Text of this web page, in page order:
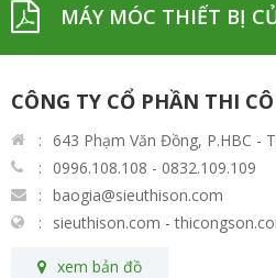
MÁY MÓC THIẾT BỊ
CÔNG TY CỔ PHẦN THI
643 Phạm Văn Đồng, P.HBC -
0996.108.108 - 0832.109.109
baogia@sieuthison.com
sieuthison.com -
xem bản đồ